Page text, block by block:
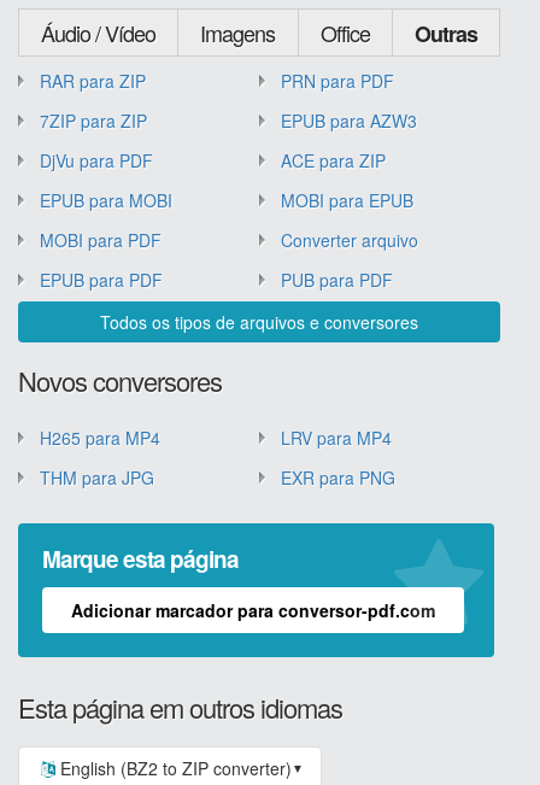
Áudio / Vídeo Imagens Office Outras
RAR para ZIP
PRN para PDF
7ZIP para ZIP
EPUB para AZW3
DjVu para PDF
ACE para ZIP
EPUB para MOBI
MOBI para EPUB
MOBI para PDF
Converter arquivo
EPUB para PDF
PUB para PDF
Todos os tipos de arquivos e conversores
Novos conversores
H265 para MP4
LRV para MP4
THM para JPG
EXR para PNG
Marque esta página
Adicionar marcador para conversor-pdf.com
Esta página em outros idiomas
English (BZ2 to ZIP converter) ▼